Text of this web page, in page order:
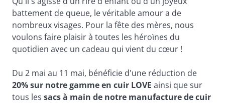
battement de queue, le véritable amour a de
nombreux visages. Pour la fête des mères, nous
voulons faire plaisir à toutes les héroïnes du
quotidien avec un cadeau qui vient du cœur !
20% sur notre gamme en cuir LOVE ainsi que sur
tous les